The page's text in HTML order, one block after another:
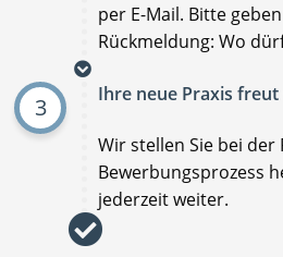
per E-Mail. Bitte
Rückmeldung: Wo
3 Ihre neue Praxis freut
Wir stellen Sie bei der
Bewerbungsprozess
jederzeit weiter.